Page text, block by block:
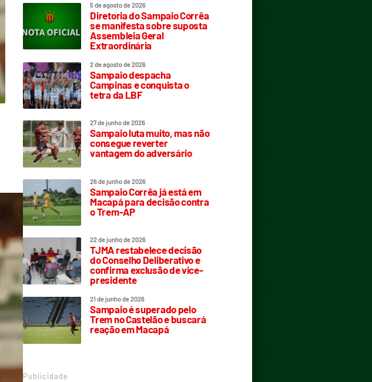
5 de agosto de 2026
Diretoria do Sampaio Corrêa
se manifesta sobre suposta
Assembleia Geral
Extraordinária
2 de agosto de 2026
Sampaio despacha
Campinas e conquista o
tetra da LBF
27 de junho de 2026
Sampaio luta muito, mas não
consegue reverter
vantagem do adversário
26 de junho de 2026
Sampaio Corrêa já está em
Macapá para decisão contra
o Trem-AP
22 de junho de 2026
TJMA restabelece decisão
do Conselho Deliberativo e
confirma exclusão de vice-
presidente
21 de junho de 2026
Sampaio é superado pelo
Trem no Castelão e buscará
reação em Macapá
Publicidade